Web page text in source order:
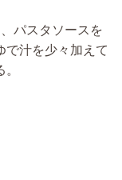
パスタソースを
で汁を少々加えて